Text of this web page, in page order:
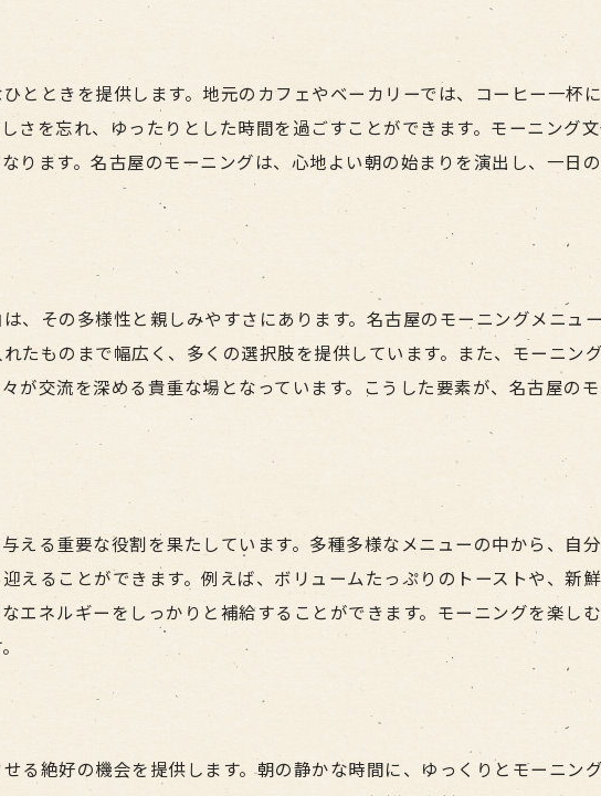
モーニングで始まる美味しい一日
ーニングで始まる名古屋の一日
モーニングが作る名古屋の朝の風景
一日の活力をくれるモーニング
モーニングで始まる充実した一日
名古屋の朝を彩るモーニングを体験
とときを提供します。地元のカフェやベーカリーでは、コーヒー一杯
さを忘れ、ゆったりとした時間を過ごすことができます。モーニング
ります。名古屋のモーニングは、心地よい朝の始まりを演出し、一日
、その多様性と親しみやすさにあります。名古屋のモーニングメニュ
たものまで幅広く、多くの選択肢を提供しています。また、モーニン
が交流を深める貴重な場となっています。こうした要素が、名古屋の
える重要な役割を果たしています。多種多様なメニューの中から、自
えることができます。例えば、ボリュームたっぷりのトーストや、新
エネルギーをしっかりと補給することができます。モーニングを楽し
る絶好の機会を提供します。朝の静かな時間に、ゆっくりとモーニン